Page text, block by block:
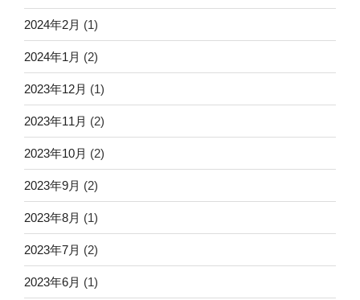
2024年2月 (1)
2024年1月 (2)
2023年12月 (1)
2023年11月 (2)
2023年10月 (2)
2023年9月 (2)
2023年8月 (1)
2023年7月 (2)
2023年6月 (1)